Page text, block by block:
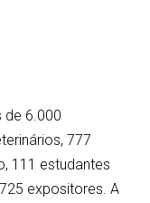
de 6.000
777
111 estudantes
expositores. A